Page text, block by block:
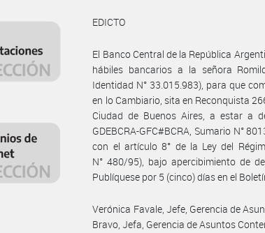
EDICTO
El Banco Central de la República
hábiles bancarios a la señora
Identidad N° 33.015.983), para que
en lo Cambiario, sita en Reconquista
Ciudad de Buenos Aires, a estar a
GDEBCRA-GFC#BCRA, Sumario N°
con el artículo 8° de la Ley del
N° 480/95), bajo apercibimiento de
Publíquese por 5 (cinco) días en el
Verónica Favale, Jefe, Gerencia de
Bravo, Jefa, Gerencia de Asuntos